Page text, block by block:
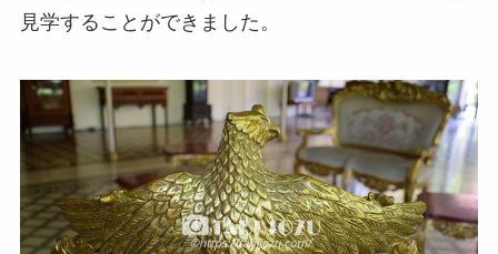
見学することができました。